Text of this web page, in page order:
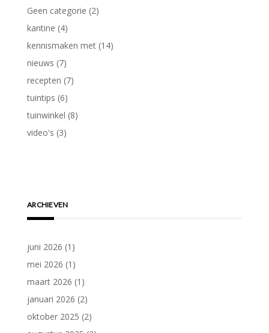
Geen categorie (2)
kantine (4)
kennismaken met (14)
nieuws (7)
recepten (7)
tuintips (6)
tuinwinkel (8)
video's (3)
ARCHIEVEN
juni 2026 (1)
mei 2026 (1)
maart 2026 (1)
januari 2026 (2)
oktober 2025 (2)